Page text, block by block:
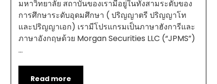
มหาวิทยาลัย สถาบันของเรามีอยู่ในทั้งสามระดับของ
การศึกษาระดับอุดมศึกษา ( ปริญญาตรี ปริญญาโท
และปริญญาเอก) เรามีโปรแกรมเป็นภาษาฮังการีและ
ภาษาอังกฤษด้วย Morgan Securities LLC (“JPMS”)
…
Read more